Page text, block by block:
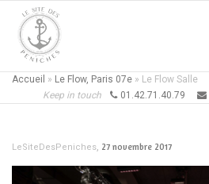
Accueil » Le Flow, Paris 07e » Le Flow Salle
Keep in touch
01.42.71.40.79
LeSiteDesPeniches, 27 novembre 2017